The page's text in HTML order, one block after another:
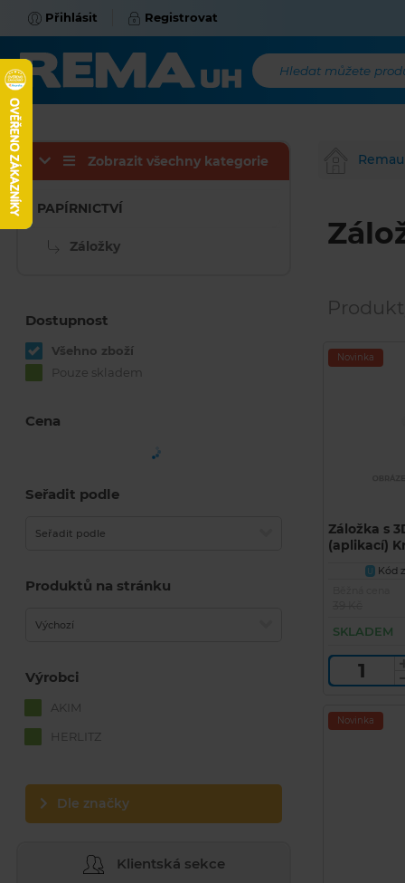
Přihlásit Registrovat
Hledat můžete
Novinka
Záložka s
(aplikací)
U
Kód
SKLADEM
Novinka
Zobrazit všechny kategorie
PAPÍRNICTVÍ
Záložky
Dostupnost
Všehno zboží
Pouze skladem
Cena
Seřadit podle
Seřadit podle
Produktů na stránku
Výchozí
Výrobci
AKIM
HERLITZ
Dle značky
Klientská sekce